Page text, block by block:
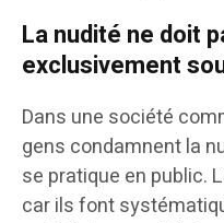
La nudité ne doit
exclusivement
Dans une société
gens condamnent la
se pratique en public.
car ils font